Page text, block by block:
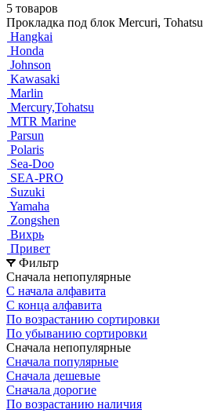
5 товаров
Прокладка под блок Mercuri, Tohatsu
Hangkai
Honda
Johnson
Kawasaki
Marlin
Mercury,Tohatsu
MTR Marine
Parsun
Polaris
Sea-Doo
SEA-PRO
Suzuki
Yamaha
Zongshen
Вихрь
Привет
Фильтр
Сначала непопулярные
С начала алфавита
С конца алфавита
По возрастанию сортировки
По убыванию сортировки
Сначала непопулярные
Сначала популярные
Сначала дешевые
Сначала дорогие
По возрастанию наличия